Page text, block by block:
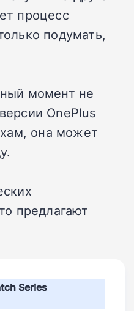
процесс
подумать,
момент не
OnePlus
она может
предлагают
Series